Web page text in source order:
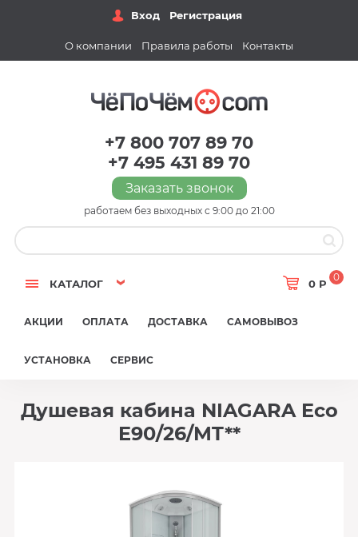
Вход Регистрация
О компании Правила работы Контакты
+7 800 707 89 70
+7 495 431 89 70
Заказать звонок
работаем без выходных с 9:00 до 21:00
КАТАЛОГ 0 Р
0
АКЦИИ ОПЛАТА ДОСТАВКА САМОВЫВОЗ
УСТАНОВКА СЕРВИС
Душевая кабина NIAGARA Eco
E90/26/MT**